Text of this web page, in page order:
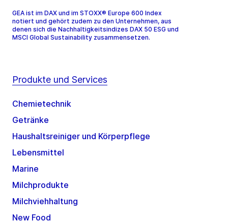
GEA ist im DAX und im STOXX® Europe 600 Index
notiert und gehört zudem zu den Unternehmen, aus
denen sich die Nachhaltigkeitsindizes DAX 50 ESG und
MSCI Global Sustainability zusammensetzen.
Produkte und Services
Chemietechnik
Getränke
Haushaltsreiniger und Körperpflege
Lebensmittel
Marine
Milchprodukte
Milchviehhaltung
New Food